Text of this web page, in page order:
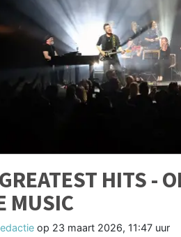
HITS -
MUSIC
op 23 maart 2026, 11:47 uur